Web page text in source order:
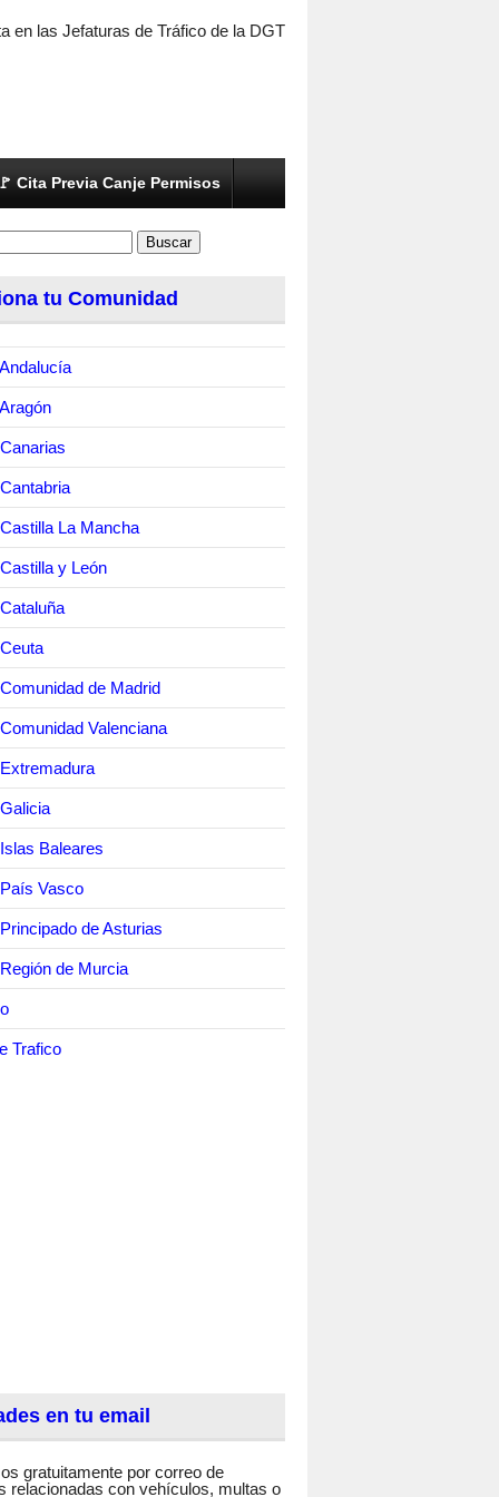
en las Jefaturas de Tráfico de la DGT
Cita Previa Canje Permisos
tu Comunidad
La Mancha
y León
de Madrid
Valenciana
Baleares
Vasco
de Asturias
de Murcia
Trafico
en tu email
gratuitamente por correo de
relacionadas con vehículos, multas o